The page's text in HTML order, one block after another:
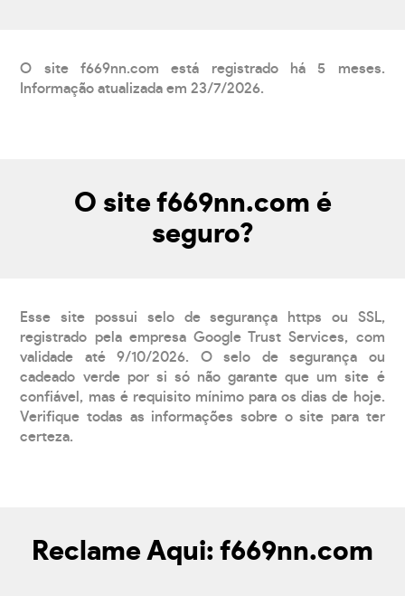
O site f669nn.com está registrado há 5 meses.
Informação atualizada em 23/7/2026.
O site f669nn.com é
seguro?
Esse site possui selo de segurança https ou SSL,
registrado pela empresa Google Trust Services, com
validade até 9/10/2026. O selo de segurança ou
cadeado verde por si só não garante que um site é
confiável, mas é requisito mínimo para os dias de hoje.
Verifique todas as informações sobre o site para ter
certeza.
Reclame Aqui: f669nn.com